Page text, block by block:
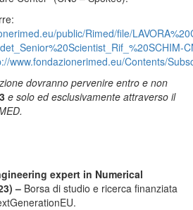
public/Rimed/file/
www.fondazionerimed.eu/Contents/
dovranno pervenire entro e non
e solo ed esclusivamente attraverso il
expert in Numerical
– Borsa di studio e ricerca finanziata